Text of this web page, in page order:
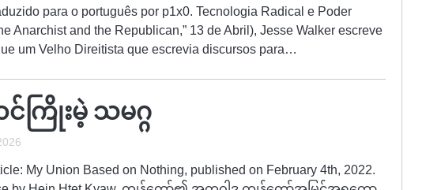
para o português por p1x0. Tecnologia Radical e Poder
Anarchist and the Republican,” 13 de Abril), Jesse Walker escreve
um Velho Direitista que escrevia discursos para…
ကြိုးမဲ့ သမဂ္ဂ
My Union Based on Nothing, published on February 4th, 2022.